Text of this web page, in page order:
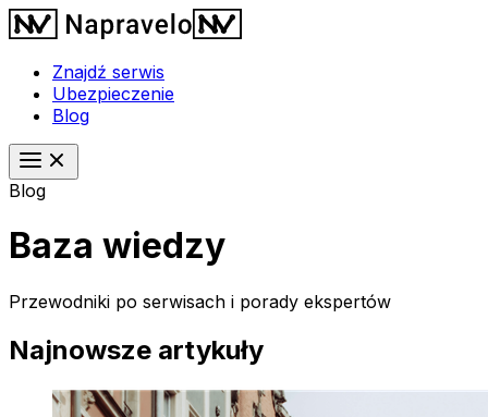
Znajdź serwis
Ubezpieczenie
Blog
Blog
Baza wiedzy
Przewodniki po serwisach i porady ekspertów
Najnowsze artykuły